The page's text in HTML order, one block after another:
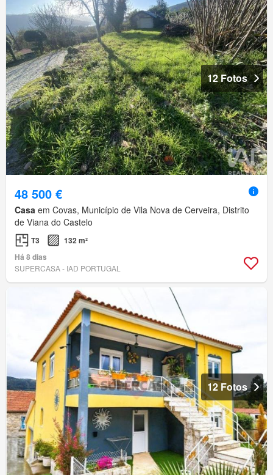
12 Fotos
48 500 €
Casa em Covas, Município de Vila Nova de Cerveira, Distrito
de Viana do Castelo
T3
132 m²
Há 8 dias
SUPERCASA - IAD PORTUGAL
12 Fotos